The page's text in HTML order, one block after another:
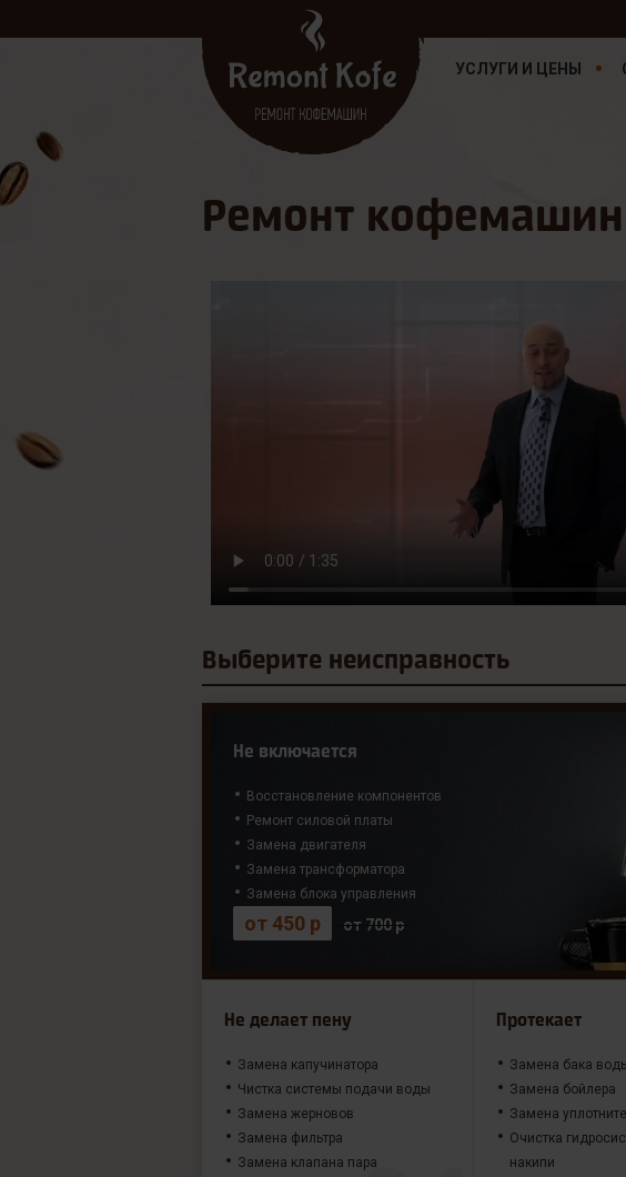
УСЛУГИ И ЦЕНЫ
Ремонт кофемашин
Выберите неисправность
Не включается
Восстановление компонентов
Ремонт силовой платы
Замена двигателя
Замена трансформатора
Замена блока управления
от 450 р от 700 р
Не делает пену
Замена капучинатора
Чистка системы подачи воды
Замена жерновов
Замена фильтра
Замена клапана пара
Протекает
Замена бака
Замена бойлера
Замена
Очистка
накипи